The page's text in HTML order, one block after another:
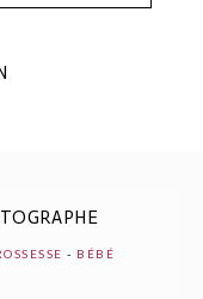
*
- BÉBÉ